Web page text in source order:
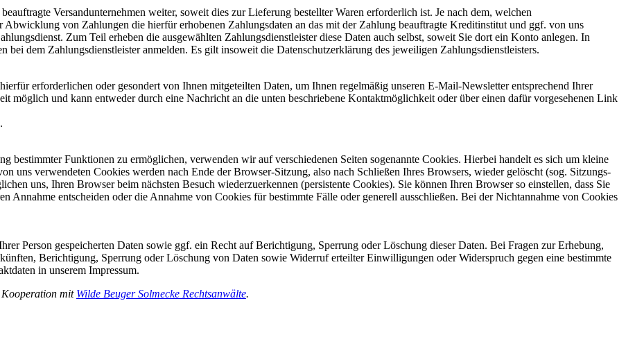
Versandunternehmen weiter, soweit dies zur Lieferung bestellter Waren erforderlich ist. Je nach dem, welchen
Abwicklung von Zahlungen die hierfür erhobenen Zahlungsdaten an das mit der Zahlung beauftragte Kreditinstitut und ggf. von uns
Zum Teil erheben die ausgewählten Zahlungsdienstleister diese Daten auch selbst, soweit Sie dort ein Konto anlegen. In
bei dem Zahlungsdienstleister anmelden. Es gilt insoweit die Datenschutzerklärung des jeweiligen Zahlungsdienstleisters.
erforderlichen oder gesondert von Ihnen mitgeteilten Daten, um Ihnen regelmäßig unseren E-Mail-Newsletter entsprechend Ihrer
möglich und kann entweder durch eine Nachricht an die unten beschriebene Kontaktmöglichkeit oder über einen dafür vorgesehenen Link
bestimmter Funktionen zu ermöglichen, verwenden wir auf verschiedenen Seiten sogenannte Cookies. Hierbei handelt es sich um kleine
uns verwendeten Cookies werden nach Ende der Browser-Sitzung, also nach Schließen Ihres Browsers, wieder gelöscht (sog. Sitzungs-
uns, Ihren Browser beim nächsten Besuch wiederzuerkennen (persistente Cookies). Sie können Ihren Browser so einstellen, dass Sie
Annahme entscheiden oder die Annahme von Cookies für bestimmte Fälle oder generell ausschließen. Bei der Nichtannahme von Cookies
Person gespeicherten Daten sowie ggf. ein Recht auf Berichtigung, Sperrung oder Löschung dieser Daten. Bei Fragen zur Erhebung,
Berichtigung, Sperrung oder Löschung von Daten sowie Widerruf erteilter Einwilligungen oder Widerspruch gegen eine bestimmte
in unserem Impressum.
Kooperation mit Wilde Beuger Solmecke Rechtsanwälte.